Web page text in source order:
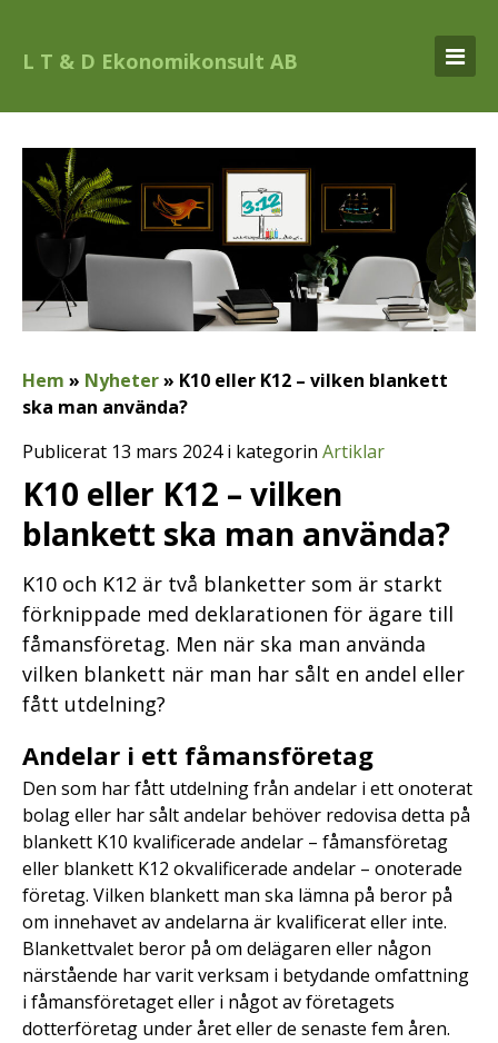
L T & D Ekonomikonsult AB
Hem » Nyheter» K10 eller K12 – vilken blankett
ska man använda?
Publicerat 13 mars 2024 i kategorin Artiklar
K10 eller K12 – vilken
blankett ska man använda?
K10 och K12 är två blanketter som är starkt
förknippade med deklarationen för ägare till
fåmansföretag. Men när ska man använda
vilken blankett när man har sålt en andel eller
fått utdelning?
Andelar i ett fåmansföretag
Den som har fått utdelning från andelar i ett onoterat
bolag eller har sålt andelar behöver redovisa detta på
blankett K10 kvalificerade andelar – fåmansföretag
eller blankett K12 okvalificerade andelar – onoterade
företag. Vilken blankett man ska lämna på beror på
om innehavet av andelarna är kvalificerat eller inte.
Blankettvalet beror på om delägaren eller någon
närstående har varit verksam i betydande omfattning
i fåmansföretaget eller i något av företagets
dotterföretag under året eller de senaste fem åren.